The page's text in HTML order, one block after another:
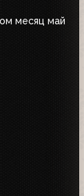
месяц май